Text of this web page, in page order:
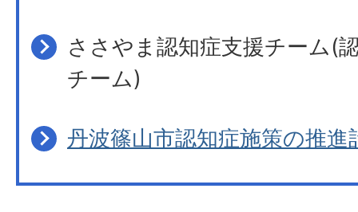
ささやま認知症支援チーム(
チーム)
丹波篠山市認知症施策の推進